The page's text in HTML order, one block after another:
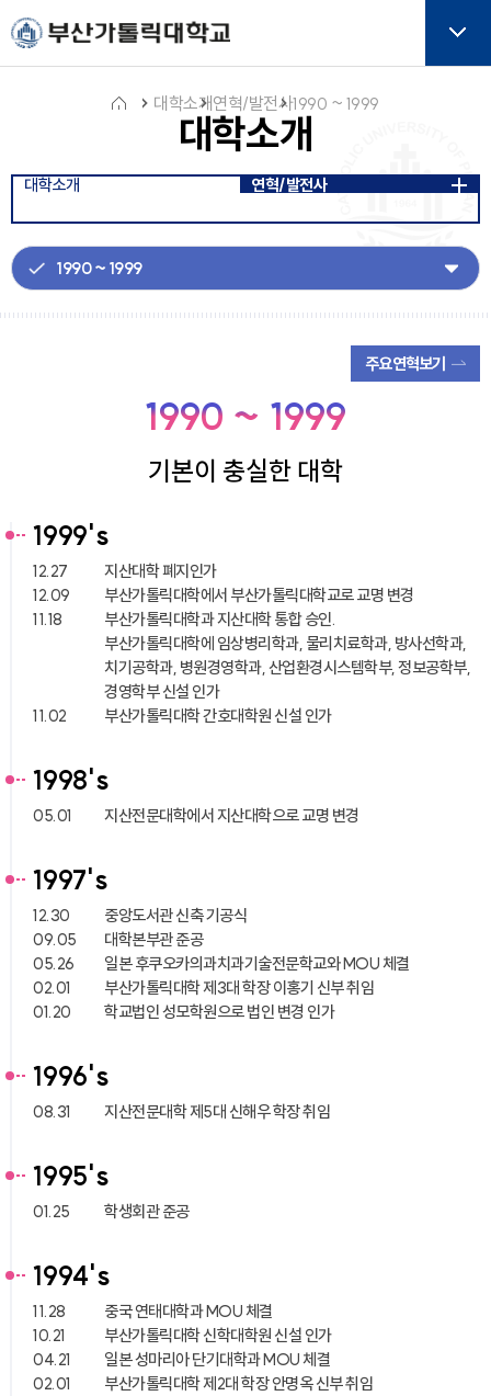
주메뉴로 가기
본문으로 가기
하단으로 가기
대학소개
이
콘
대학소개연혁/발전사1990 ~ 1999
대학소개 연혁/발전사
주요연혁보기
1990 ~ 1999
기본이 충실한 대학
1999's
12.27
지산대학 폐지인가
12.09
부산가톨릭대학에서 부산가톨릭대학교로 교명 변경
11.18
부산가톨릭대학과 지산대학 통합 승인.
부산가톨릭대학에 임상병리학과, 물리치료학과, 방사선학과,
치기공학과, 병원경영학과, 산업환경시스템학부, 정보공학부,
경영학부 신설 인가
11.02
부산가톨릭대학 간호대학원 신설 인가
1998's
05.01 지산전문대학에서 지산대학으로 교명 변경
1997's
12.30
중앙도서관 신축 기공식
09.05
대학본부관 준공
05.26
일본 후쿠오카의과치과기술전문학교와 MOU 체결
02.01
부산가톨릭대학 제3대 학장 이홍기 신부 취임
01.20
학교법인 성모학원으로 법인 변경 인가
1996's
08.31 지산전문대학 제5대 신해우 학장 취임
1995's
01.25 학생회관 준공
1994's
11.28
중국 연태대학과 MOU 체결
10.21
부산가톨릭대학 신학대학원 신설 인가
04.21
일본 성마리아 단기대학과 MOU 체결
02.01
부산가톨릭대학 제2대 학장 안명옥 신부 취임